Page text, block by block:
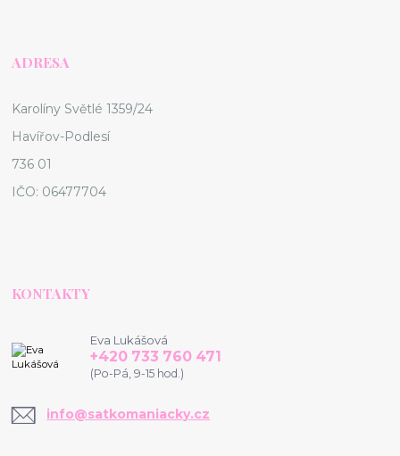
ADRESA
Karolíny Světlé 1359/24
Havířov-Podlesí
736 01
IČO: 06477704
KONTAKTY
Eva Lukášová
+420 733 760 471
(Po-Pá, 9-15 hod.)
info@satkomaniacky.cz